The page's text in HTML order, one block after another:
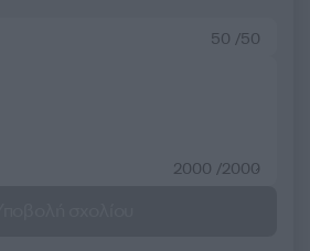
50 /50
2000 /2000